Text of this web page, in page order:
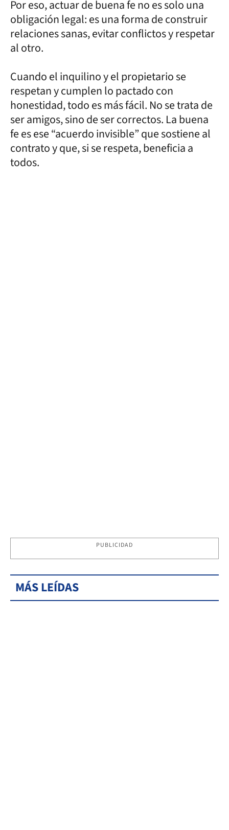
Por eso, actuar de buena fe no es solo una
obligación legal: es una forma de construir
relaciones sanas, evitar conflictos y respetar
al otro.
Cuando el inquilino y el propietario se
respetan y cumplen lo pactado con
honestidad, todo es más fácil. No se trata de
ser amigos, sino de ser correctos. La buena
fe es ese “acuerdo invisible” que sostiene al
contrato y que, si se respeta, beneficia a
todos.
PUBLICIDAD
MÁS LEÍDAS